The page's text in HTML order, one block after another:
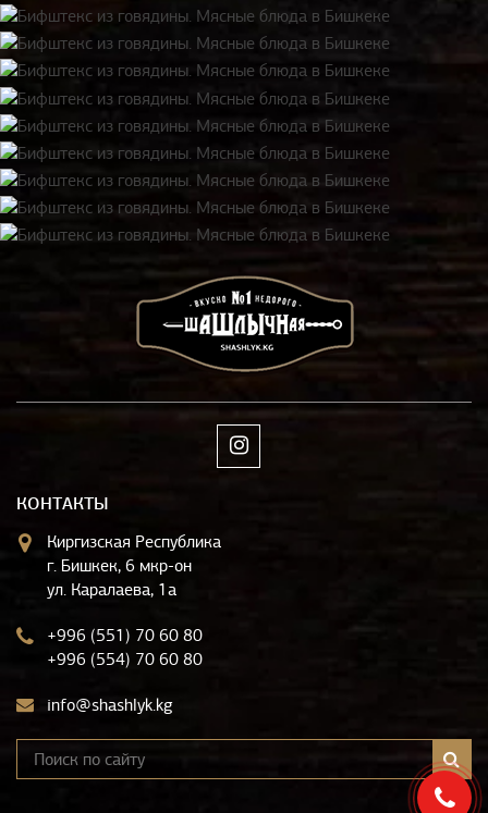
КОНТАКТЫ
Киргизская Республика
г. Бишкек, 6 мкр-он
ул. Каралаева, 1а
+996 (551) 70 60 80
+996 (554) 70 60 80
info@shashlyk.kg